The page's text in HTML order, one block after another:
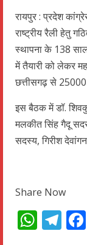
रायपुर : प्रदेश
राष्ट्रीय रैली हेतु
स्थापना के 138
में तैयारी को लेकर
छत्तीसगढ़ से
इस बैठक में डॉ.
मलकीत सिंह गैदू
सदस्य, गिरीश
Share Now